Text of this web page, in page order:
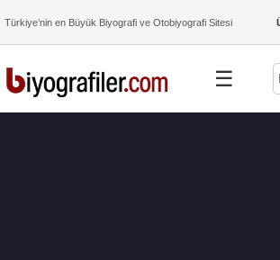
Türkiye’nin en Büyük Biyografi ve Otobiyografi Sitesi
☰